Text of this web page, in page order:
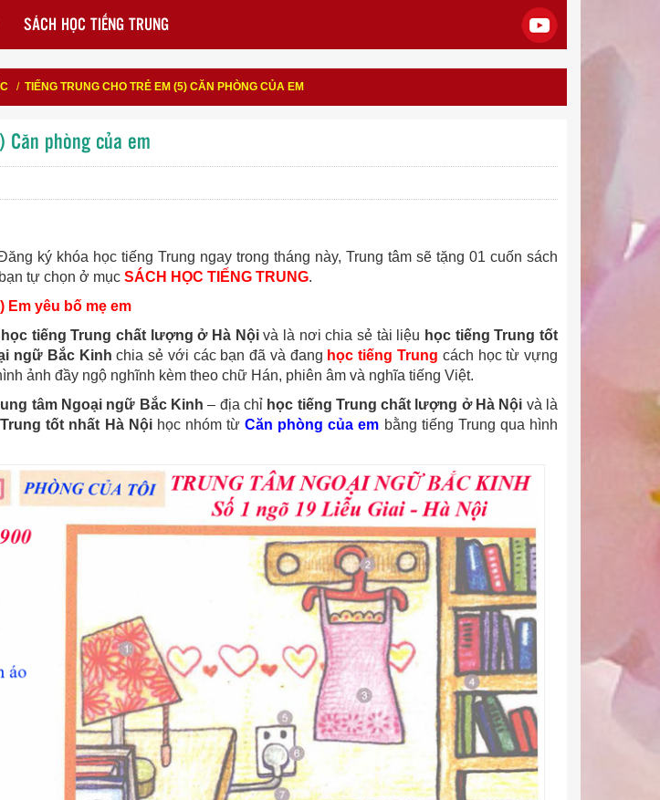
SÁCH HỌC TIẾNG TRUNG
/ TIẾNG TRUNG CHO TRẺ EM (5) CĂN PHÒNG CỦA EM
Căn phòng của em
ký khóa học tiếng Trung ngay trong tháng này, Trung tâm sẽ tặng 01 cuốn sách
tự chọn ở mục SÁCH HỌC TIẾNG TRUNG.
Em yêu bố mẹ em
học tiếng Trung chất lượng ở Hà Nộivà là nơi chia sẻ tài liệu học tiếng Trung tốt
ngữ Bắc Kinh chia sẻ với các bạn đã và đang học tiếng Trung cách học từ vựng
ảnh đầy ngộ nghĩnh kèm theo chữ Hán, phiên âm và nghĩa tiếng Việt.
tâm Ngoại ngữ Bắc Kinh – địa chỉ học tiếng Trung chất lượng ở Hà Nội và là
tốt nhất Hà Nội học nhóm từCăn phòng của em bằng tiếng Trung qua hình